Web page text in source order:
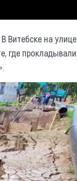
Витебске на улице
где прокладывали